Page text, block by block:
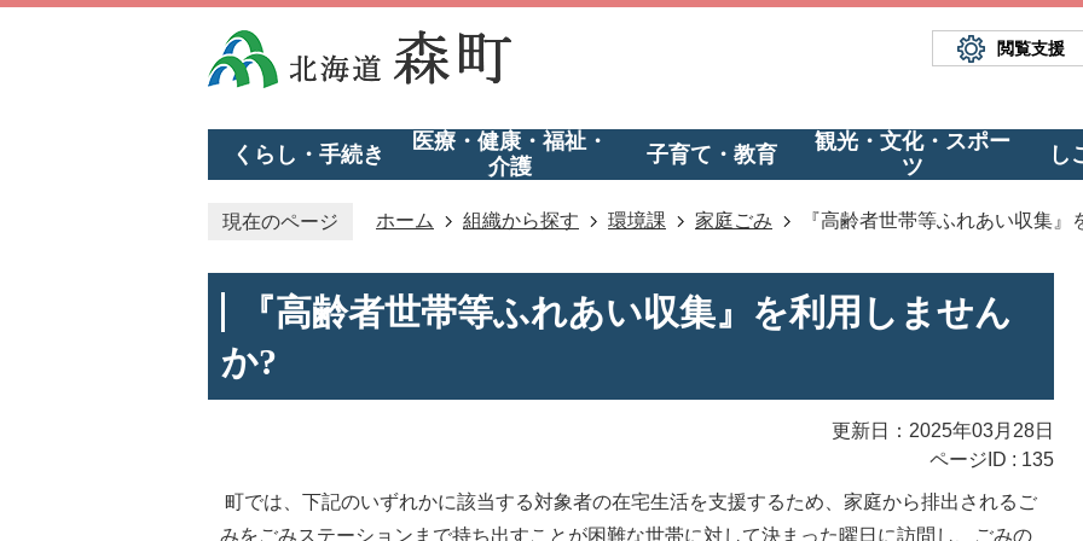
閲覧支援
くらし・手続き
医療・健康・福祉・
介護
子育て・教育
観光・文化・スポー
ツ
し
現在のページ ホーム 組織から探す 環境課 家庭ごみ 『高齢者世帯等ふれあい収集
『高齢者世帯等ふれあい収集』を利用しません
か?
更新日：2025年03月28日
ページID : 135
町では、下記のいずれかに該当する対象者の在宅生活を支援するため、家庭から排出されるご
みをごみステーションまで持ち出すことが困難な世帯に対して決まった曜日に訪問し、ごみの